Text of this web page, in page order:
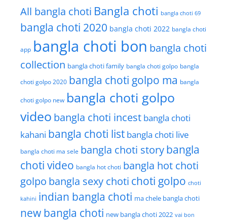
All bangla choti Bangla choti bangla choti 69
bangla choti 2020 bangla choti 2022 bangla choti
app bangla choti bon bangla choti
collection bangla choti family bangla choti golpo bangla
choti golpo 2020 bangla choti golpo ma bangla
choti golpo new bangla choti golpo
video bangla choti incest bangla choti
kahani bangla choti list bangla choti live
bangla choti ma sele bangla choti storybangla
choti video bangla hot choti bangla hot choti
golpo bangla sexy choti choti golpo choti
kahini indian bangla choti ma chele bangla choti
new bangla choti new bangla choti 2022 vai bon